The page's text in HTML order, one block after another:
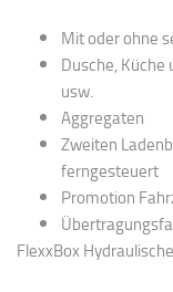
Mit oder ohne
Dusche,
usw.
Aggregaten
Zweiten
ferngesteuert
Promotion
FlexxBox